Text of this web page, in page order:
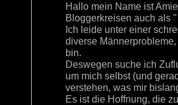
Hallo mein Name ist
Bloggerkreisen auch als
Ich leide unter einer
diverse
bin.
Deswegen suche ich
um mich selbst (und
verstehen, was mir
Es ist die Hoffnung, die